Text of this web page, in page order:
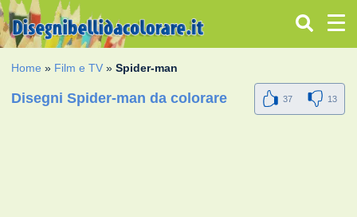
Home » Film e TV »Spider-man
Disegni Spider-man da colorare 37 13